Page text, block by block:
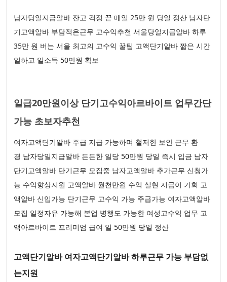
남자당일지급알바 잔고 걱정 끝 매일 25만 원 당일 정산 남자단
기고액알바 부담적은근무 고수익추천 서울당일지급알바 하루
35만 원 버는 서울 최고의 고수익 꿀팁 고액단기알바 짧은 시간
일하고 일소득 50만원 확보
일급20만원이상 단기고수익아르바이트 업무간단
가능 초보자추천
여자고액단기알바 주급 지급 가능하며 철저한 보안 근무 환
경 남자당일지급알바 든든한 일당 50만원 당일 즉시 입금 남자
단기고액알바 단기근무 모집중 남자고액알바 추가근무 신청가
능 수익향상지원 고액알바 월천만원 수익 실현 지금이 기회 고
액알바 신입가능 단기근무 고수익 가능 주급가능 여자고액알바
모집 일정자유 가능해 본업 병행도 가능한 여성고수익 업무 고
액아르바이트 프리미엄 급여 일 50만원 당일 정산
고액단기알바 여자고액단기알바 하루근무 가능 부담없
는지원